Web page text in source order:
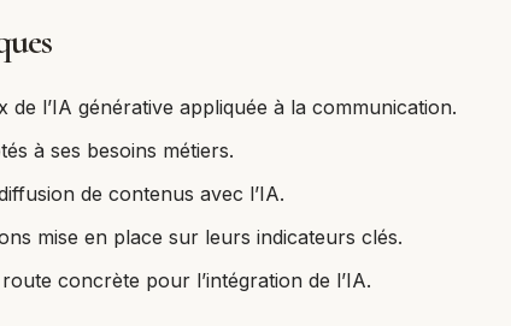
l’IA générative appliquée à la communication.
à ses besoins métiers.
de contenus avec l’IA.
mise en place sur leurs indicateurs clés.
concrète pour l’intégration de l’IA.